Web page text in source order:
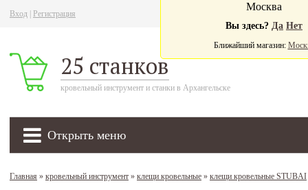
Вход Регистрация
25 станков
кровельный инструмент и станки в Архангельске
Открыть меню
Москва
Вы здесь? Да Нет
Ближайший магазин:
Главная » кровельный инструмент » клещи кровельные » клещи кровельные STUBAI